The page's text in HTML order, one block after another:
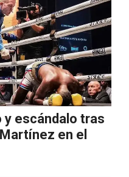
y escándalo tras
en el